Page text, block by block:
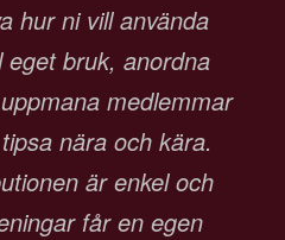
hur ni vill använda
eget bruk, anordna
medlemmar
nära och kära.
är enkel och
får en egen